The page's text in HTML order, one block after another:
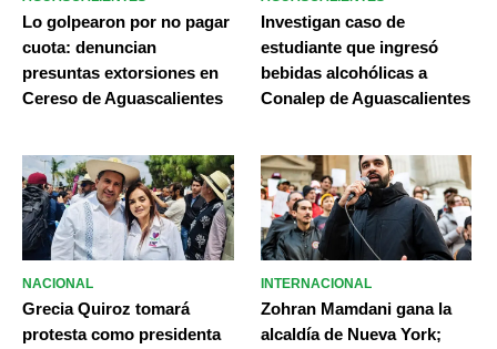
Lo golpearon por no pagar
cuota: denuncian
presuntas extorsiones en
Cereso de Aguascalientes
Investigan caso de
estudiante que ingresó
bebidas alcohólicas a
Conalep de Aguascalientes
NACIONAL
Grecia Quiroz tomará
protesta como presidenta
INTERNACIONAL
Zohran Mamdani gana la
alcaldía de Nueva York;